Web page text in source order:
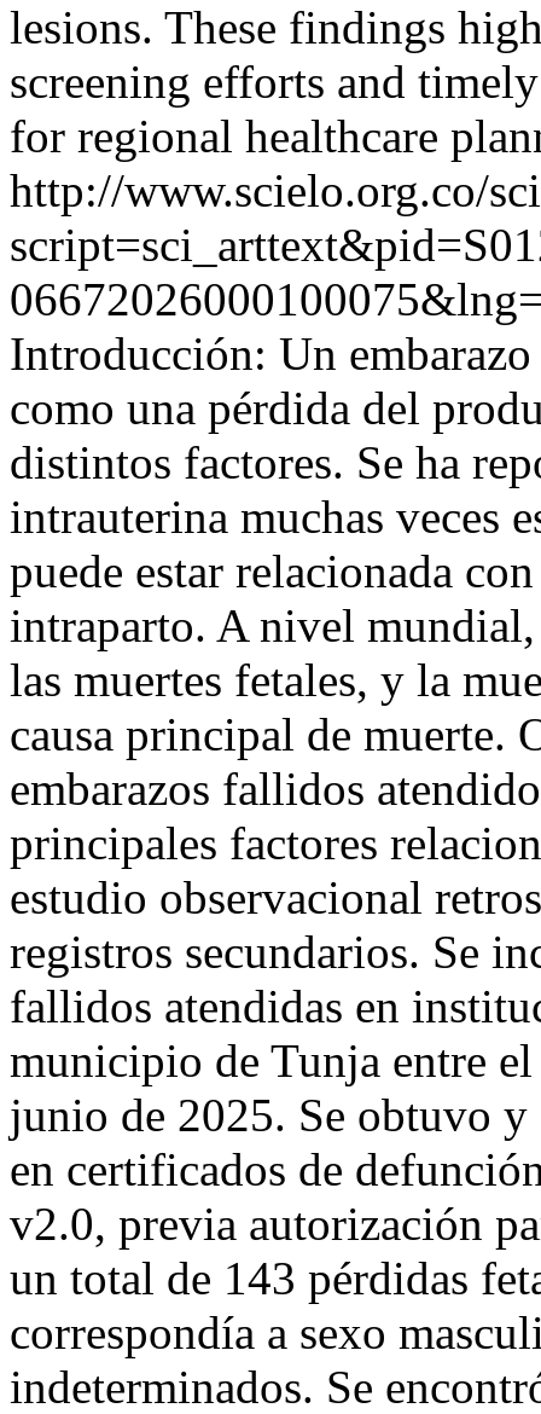
lesions. These findings
screening efforts and
for regional healthcare
http://www.scielo.org.co/
Introducción: Un
como una pérdida del
distintos factores. Se ha
intrauterina muchas veces
puede estar relacionada
intraparto. A nivel
las muertes fetales, y la
causa principal de muerte.
embarazos fallidos
principales factores
estudio observacional
registros secundarios. Se
fallidos atendidas en
municipio de Tunja entre
junio de 2025. Se obtuvo
en certificados de
v2.0, previa autorización
un total de 143 pérdidas
correspondía a sexo
indeterminados. Se